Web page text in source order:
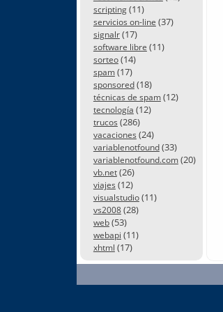
scripting(11)
servicios on-line (37)
signalr(17)
software libre (11)
sorteo(14)
spam(17)
sponsored(18)
técnicas de spam(12)
tecnología (12)
trucos (286)
vacaciones (24)
variablenotfound(33)
variablenotfound.com(20)
vb.net(26)
viajes (12)
visualstudio(11)
vs2008(28)
web(53)
webapi (11)
xhtml (17)